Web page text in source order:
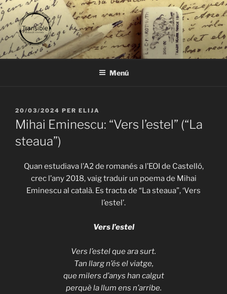
Vés
al
contingut
TRANSIBLE
traducció literària
Menú
PUBLICAT
A
20/03/2024 PER ELIJA
Mihai Eminescu: “Vers l’estel” (“La
steaua”)
Quan estudiava l’A2 de romanés a l’EOI de Castelló,
crec l’any 2018, vaig traduir un poema de Mihai
Eminescu al català. Es tracta de “La steaua”, ‘Vers
l’estel’.
Vers l’estel
Vers l’estel que ara surt.
Tan llarg n’és el viatge,
que milers d’anys han calgut
perquè la llum ens n’arribe.